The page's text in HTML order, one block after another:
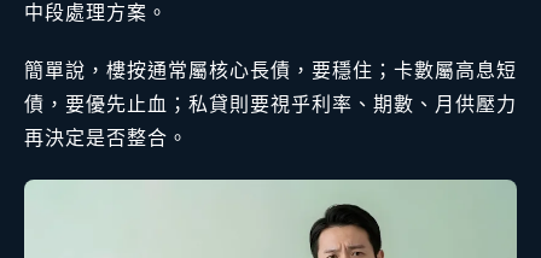
中段處理方案。
簡單說，樓按通常屬核心長債，要穩住；卡數屬高息短
債，要優先止血；私貸則要視乎利率、期數、月供壓力
再決定是否整合。